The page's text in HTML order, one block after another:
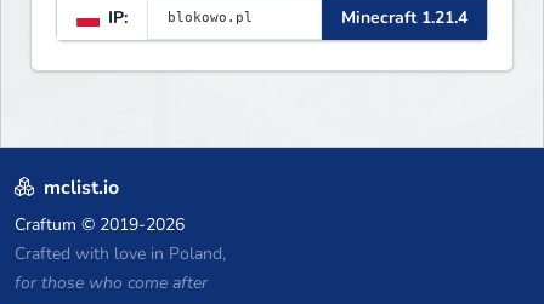
IP:
Minecraft 1.21.4
mclist.io
Craftum © 2019-2026
Crafted with love in Poland,
for those who come after